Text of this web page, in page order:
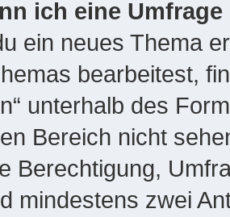
ich eine
ein neues Thema
bearbeitest,
unterhalb des
Bereich nicht
Berechtigung,
mindestens zwei